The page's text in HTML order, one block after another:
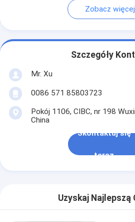
Zobacz więcej
Szczegóły
Mr. Xu
0086 571 85803723
Pokój 1106, CIBC, nr 198
China
Skontaktuj się
teraz
Uzyskaj Najlepszą